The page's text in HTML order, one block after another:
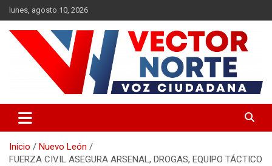
Saltar
al
contenido
lunes, agosto 10, 2026
Vector Norte
Inicio
Nuevo León
FUERZA CIVIL ASEGURA ARSENAL, DROGAS, EQUIPO TÁCTICO